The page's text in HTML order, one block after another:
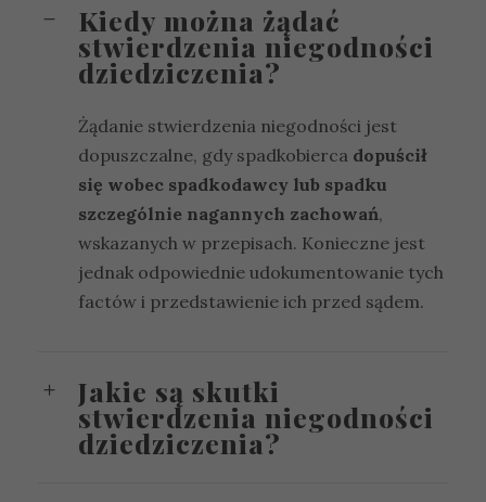
Kiedy można żądać
stwierdzenia niegodności
dziedziczenia?
Żądanie stwierdzenia niegodności jest
dopuszczalne, gdy spadkobierca dopuścił
się wobec spadkodawcy lub spadku
szczególnie nagannych zachowań,
wskazanych w przepisach. Konieczne jest
jednak odpowiednie udokumentowanie tych
factów i przedstawienie ich przed sądem.
Jakie są skutki
stwierdzenia niegodności
dziedziczenia?